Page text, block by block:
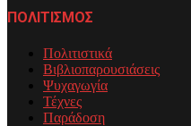
ΠΟΛΙΤΙΣΜΟΣ
Πολιτιστικά
Βιβλιοπαρουσιάσεις
Ψυχαγωγία
Τέχνες
Παράδοση